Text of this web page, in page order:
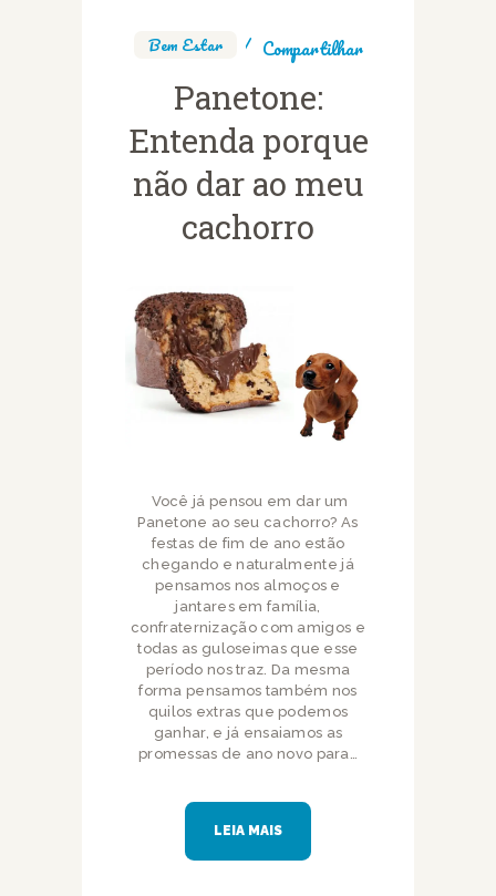
Bem Estar Compartilhar
Panetone:
Entenda porque
não dar ao meu
cachorro
Você já pensou em dar um
Panetone ao seu cachorro? As
festas de fim de ano estão
chegando e naturalmente já
pensamos nos almoços e
jantares em família,
confraternização com amigos e
todas as guloseimas que esse
período nos traz. Da mesma
forma pensamos também nos
quilos extras que podemos
ganhar, e já ensaiamos as
promessas de ano novo para…
LEIA MAIS